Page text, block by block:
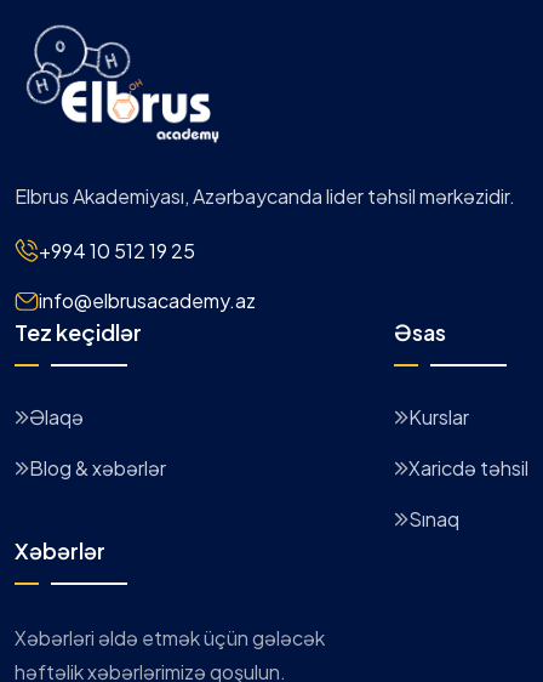
Elbrus Akademiyası, Azərbaycanda lider təhsil mərkəzidir.
+994 10 512 19 25
info@elbrusacademy.az
Tez keçidlər
Əlaqə
Blog & xəbərlər
Əsas
Kurslar
Xaricdə təhsil
Sınaq
Xəbərlər
Xəbərləri əldə etmək üçün gələcək
həftəlik xəbərlərimizə qoşulun.